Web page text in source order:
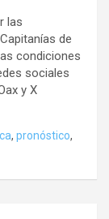
las
de
condiciones
sociales
y X
, pronóstico,